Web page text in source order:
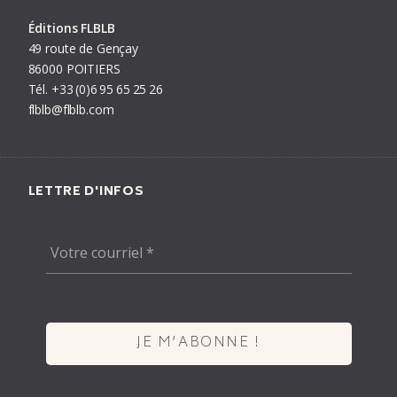
Éditions FLBLB
49 route de Gençay
86000 POITIERS
Tél. +33(0)695 65 25 26
flblb@flblb.com
LETTRE D'INFOS